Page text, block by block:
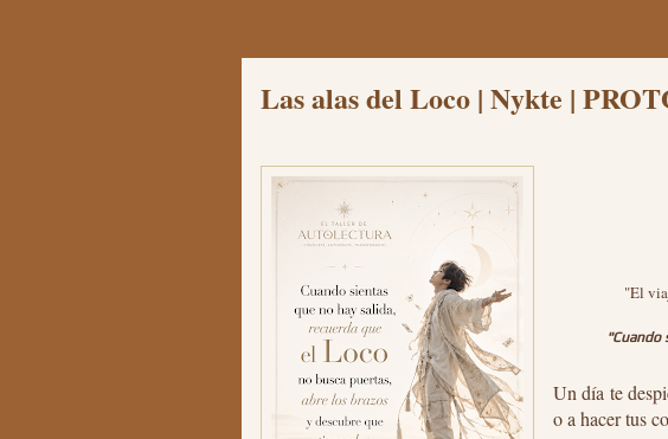
Las alas del Loco | Nykte |
"El
"Cuando
Un día te
o a hacer tus